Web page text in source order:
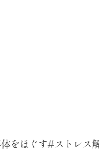
体をほぐす ストレス